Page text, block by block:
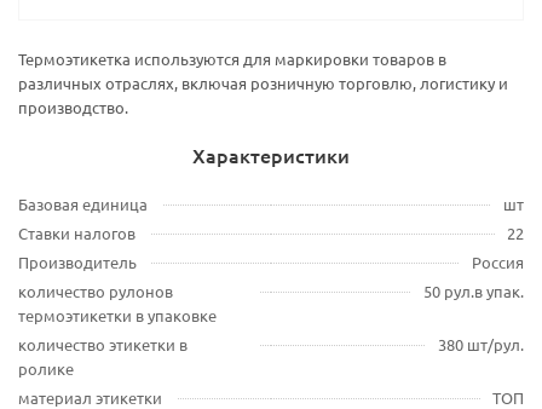
Термоэтикетка используются для маркировки товаров в
различных отраслях, включая розничную торговлю, логистику и
производство.
Характеристики
Базовая единица
шт
Ставки налогов
22
Производитель
Россия
количество рулонов
термоэтикетки в упаковке
50 рул.в упак.
количество этикетки в
ролике
380 шт/рул.
материал этикетки
ТОП